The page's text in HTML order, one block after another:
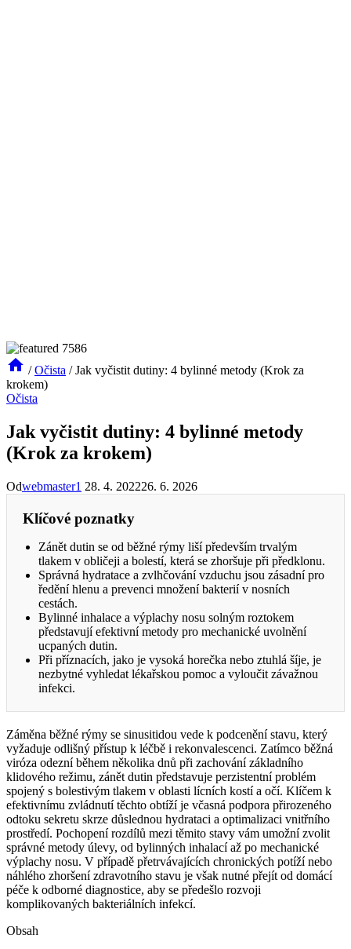
/ Očista / Jak vyčistit dutiny: 4 bylinné metody (Krok za
krokem)
Očista
Jak vyčistit dutiny: 4 bylinné metody
(Krok za krokem)
Odwebmaster1 28. 4. 202226. 6. 2026
Klíčové poznatky
Zánět dutin se od běžné rýmy liší především trvalým
tlakem v obličeji a bolestí, která se zhoršuje při předklonu.
Správná hydratace a zvlhčování vzduchu jsou zásadní pro
ředění hlenu a prevenci množení bakterií v nosních
cestách.
Bylinné inhalace a výplachy nosu solným roztokem
představují efektivní metody pro mechanické uvolnění
ucpaných dutin.
Při příznacích, jako je vysoká horečka nebo ztuhlá šíje, je
nezbytné vyhledat lékařskou pomoc a vyloučit závažnou
infekci.
Záměna běžné rýmy se sinusitidou vede k podcenění stavu, který
vyžaduje odlišný přístup k léčbě i rekonvalescenci. Zatímco běžná
viróza odezní během několika dnů při zachování základního
klidového režimu, zánět dutin představuje perzistentní problém
spojený s bolestivým tlakem v oblasti lícních kostí a očí. Klíčem k
efektivnímu zvládnutí těchto obtíží je včasná podpora přirozeného
odtoku sekretu skrze důslednou hydrataci a optimalizaci vnitřního
prostředí. Pochopení rozdílů mezi těmito stavy vám umožní zvolit
správné metody úlevy, od bylinných inhalací až po mechanické
výplachy nosu. V případě přetrvávajících chronických potíží nebo
náhlého zhoršení zdravotního stavu je však nutné přejít od domácí
péče k odborné diagnostice, aby se předešlo rozvoji
komplikovaných bakteriálních infekcí.
Obsah